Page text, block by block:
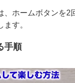
、ホームボタンを2
す。
手順